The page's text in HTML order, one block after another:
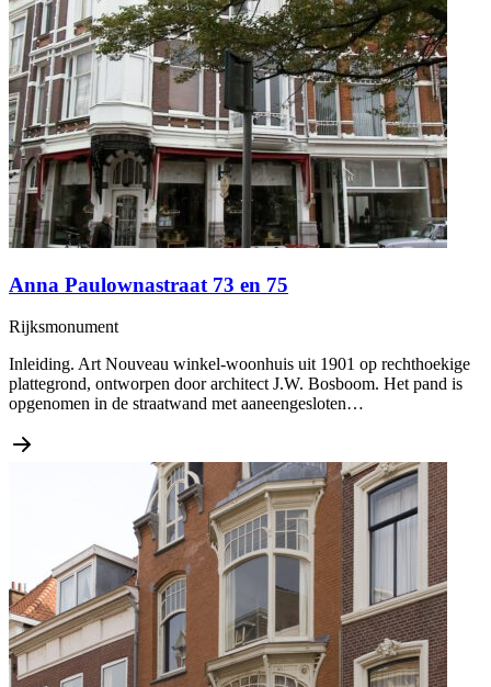
Anna Paulownastraat 73 en 75
Rijksmonument
Inleiding. Art Nouveau winkel-woonhuis uit 1901 op rechthoekige
plattegrond, ontworpen door architect J.W. Bosboom. Het pand is
opgenomen in de straatwand met aaneengesloten…